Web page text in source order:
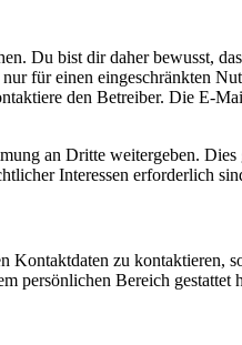
Du bist dir daher bewusst,
für einen eingeschränkten
den Betreiber. Die E-
an Dritte weitergeben.
Interessen erforderlich
Kontaktdaten zu
persönlichen Bereich gestattet